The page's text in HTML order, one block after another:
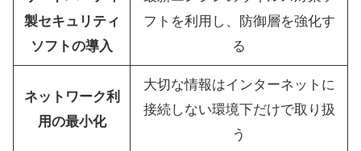
製セキュリティ
ソフトの導入
フトを利用し、防御層を強化す
る
ネットワーク利
用の最小化
大切な情報はインターネットに
接続しない環境下だけで取り扱
う